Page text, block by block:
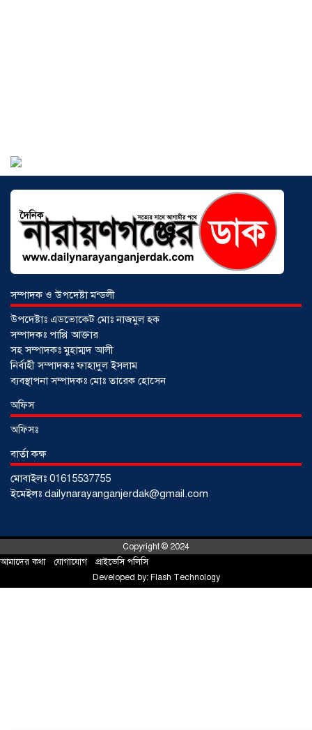
সম্পাদক ও উপদেষ্টা মন্ডলী
উপদেষ্টাঃ এডভোকেট মোঃ নাজমুল হক
সম্পাদকঃ পাপ্পি আক্তার
সহ সম্পাদকঃ মুহাম্মদ আলী
নির্বাহী সম্পাদকঃ ফাহাদুল ইসলাম
ব্যবস্থাপনা সম্পাদকঃ মোঃ তারেক হোসেন
অফিস
অফিসঃ
বার্তা কক্ষ
মোবাইলঃ 01615537755
ইমেইলঃ dailynarayanganjerdak@gmail.com
Copyright © 2024
আমাদের কথা যোগাযোগ প্রাইভেসি পলিসি
Developed by: Flash Technology